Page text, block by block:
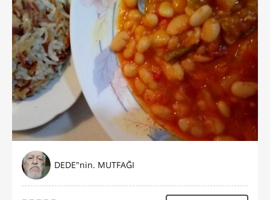
DEDE"nin. MUTFAĞI